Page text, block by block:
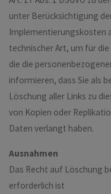
unter Berücksichtigung
Implementierungskosten
technischer Art, um für
die die
informieren, dass Sie als
Löschung aller Links zu
von Kopien oder
Daten verlangt haben.
Ausnahmen
Das Recht auf Löschung
erforderlich ist